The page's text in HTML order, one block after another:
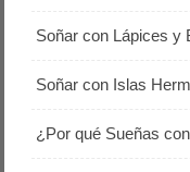
Soñar con Lápices y
Soñar con Islas
¿Por qué Sueñas